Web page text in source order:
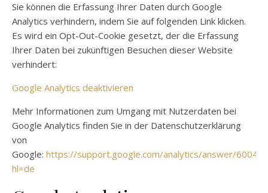
Sie können die Erfassung Ihrer Daten durch Google
Analytics verhindern, indem Sie auf folgenden Link klicken.
Es wird ein Opt-Out-Cookie gesetzt, der die Erfassung
Ihrer Daten bei zukünftigen Besuchen dieser Website
verhindert:
Google Analytics deaktivieren
Mehr Informationen zum Umgang mit Nutzerdaten bei
Google Analytics finden Sie in der Datenschutzerklärung
von
Google: https://support.google.com/analytics/answer/
hl=de